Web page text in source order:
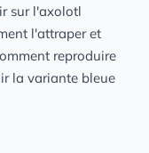
sur l'axolotl
l'attraper et
reproduire
la variante bleue